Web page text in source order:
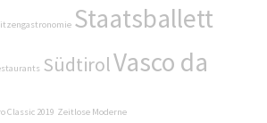
Staatsballett
SüdtirolVasco da
Classic 2019 Zeitlose Moderne